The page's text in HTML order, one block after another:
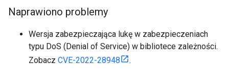
Naprawiono problemy
Wersja zabezpieczająca lukę w zabezpieczeniach
typu DoS (Denial of Service) w bibliotece zależności.
Zobacz CVE-2022-28948 .